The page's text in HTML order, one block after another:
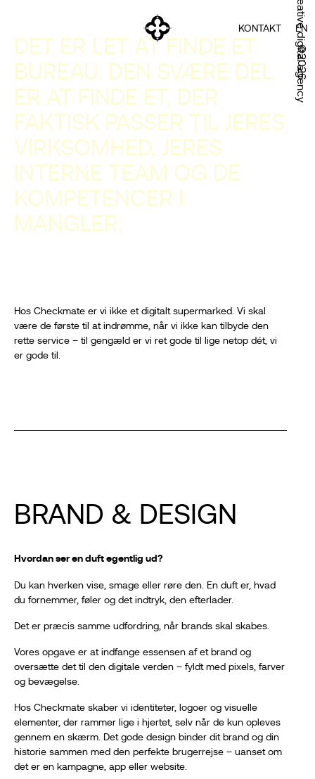
KONTAKT EN
Creative digital agency
©2026
DET ER LET AT FINDE ET
BUREAU. DEN SVÆRE DEL
ER AT FINDE ET, DER
FAKTISK PASSER TIL JERES
VIRKSOMHED, JERES
INTERNE TEAM OG DE
KOMPETENCER I
MANGLER.
Hos Checkmate er vi ikke et digitalt supermarked. Vi skal
være de første til at indrømme, når vi ikke kan tilbyde den
rette service – til gengæld er vi ret gode til lige netop dét, vi
er gode til.
BRAND & DESIGN
Hvordan ser en duft egentlig ud?
Du kan hverken vise, smage eller røre den. En duft er, hvad
du fornemmer, føler og det indtryk, den efterlader.
Det er præcis samme udfordring, når brands skal skabes.
Vores opgave er at indfange essensen af et brand og
oversætte det til den digitale verden – fyldt med pixels, farver
og bevægelse.
Hos Checkmate skaber vi identiteter, logoer og visuelle
elementer, der rammer lige i hjertet, selv når de kun opleves
gennem en skærm. Det gode design binder dit brand og din
historie sammen med den perfekte brugerrejse – uanset om
det er en kampagne, app eller website.